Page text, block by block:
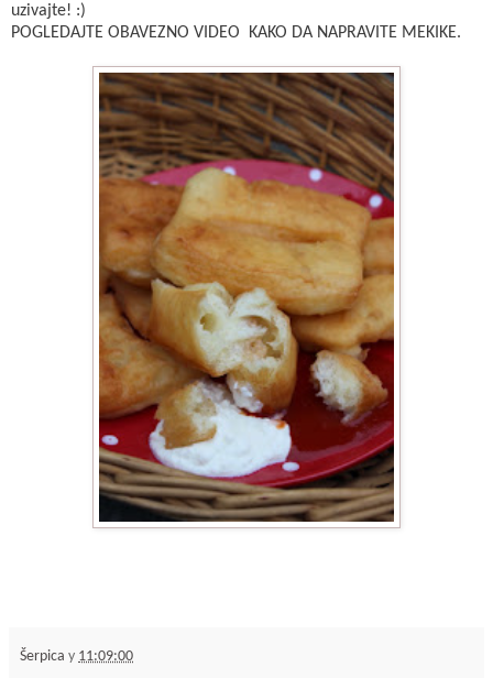
uzivajte! :)
POGLEDAJTE OBAVEZNO VIDEO KAKO DA NAPRAVITE MEKIKE.
Šerpica у 11:09:00